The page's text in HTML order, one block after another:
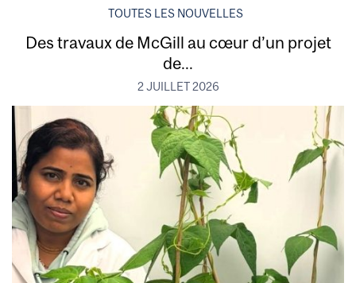
TOUTES LES NOUVELLES
Des travaux de McGill au cœur d’un projet
de...
2 JUILLET 2026